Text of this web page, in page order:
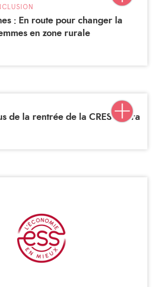
: En route pour changer la
en zone rurale
de la rentrée de la CRESS Aura